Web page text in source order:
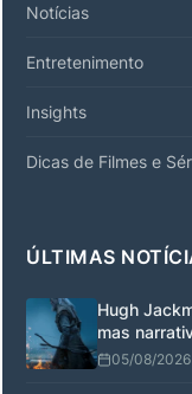
Notícias
Entretenimento
Insights
Dicas de Filmes e
ÚLTIMAS
Hugh
mas
05/08/2026